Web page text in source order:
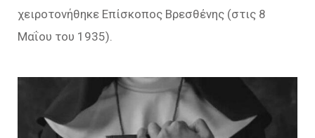
χειροτονήθηκε Επίσκοπος Βρεσθένης (στις 8
Μαΐου του 1935).